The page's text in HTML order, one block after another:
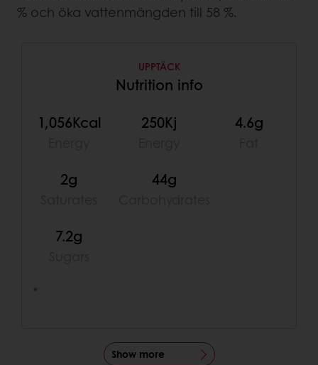
% och öka vattenmängden till 58 %.
UPPTÄCK
Nutrition info
1,056Kcal
250Kj 4.6g
2g 44g
7.2g
*
Show more